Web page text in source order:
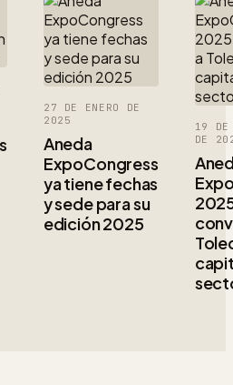
27 DE ENERO DE
2025
Aneda
ExpoCongress
ya tiene fechas
y sede para su
edición 2025
19 DE
DE